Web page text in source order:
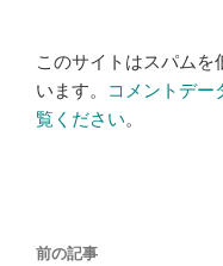
このサイトはスパムを
います。
コメントデー
覧ください。
投
過
前の記事